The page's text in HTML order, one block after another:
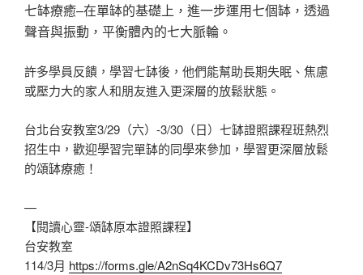
七缽療癒–在單缽的基礎上，進一步運用七個缽，透過
聲音與振動，平衡體內的七大脈輪。
許多學員反饋，學習七缽後，他們能幫助長期失眠、焦慮
或壓力大的家人和朋友進入更深層的放鬆狀態。
台北台安教室3/29（六）-3/30（日）七缽證照課程班熱烈
招生中，歡迎學習完單缽的同學來參加，學習更深層放鬆
的頌缽療癒！
—
【閱讀心靈-頌缽原本證照課程】
台安教室
114/3月 https://forms.gle/A2nSq4KCDv73Hs6Q7